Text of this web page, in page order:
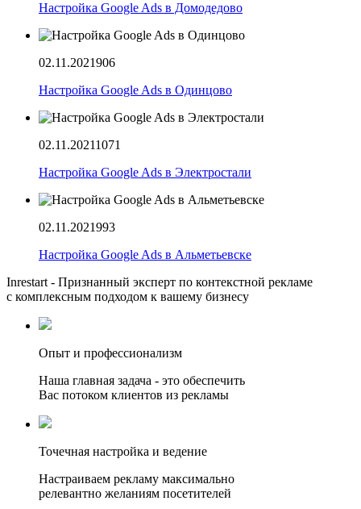
Настройка Google Ads в Домодедово
02.11.2021906
Настройка Google Ads в Одинцово
02.11.20211071
Настройка Google Ads в Электростали
02.11.2021993
Настройка Google Ads в Альметьевске
Inrestart - Признанный эксперт по контекстной рекламе
с комплексным подходом к вашему бизнесу
Опыт и профессионализм
Наша главная задача - это обеспечить
Вас потоком клиентов из рекламы
Точечная настройка и ведение
Настраиваем рекламу максимально
релевантно желаниям посетителей